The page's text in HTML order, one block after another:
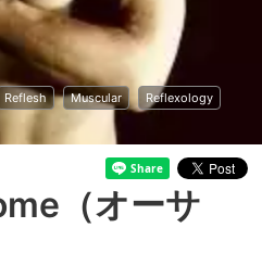
Reflesh Muscular
Reflexology
（オーサ